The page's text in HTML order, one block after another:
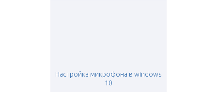
Настройка микрофона в windows
10